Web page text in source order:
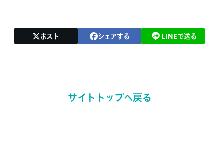
ポスト シェアする LINEで送る
サイトトップへ戻る